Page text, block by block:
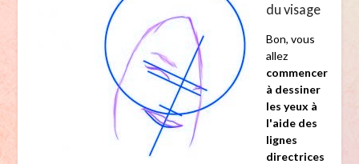
du visage
Bon, vous
allez
commencer
à dessiner
les yeux à
l'aide des
lignes
directrices